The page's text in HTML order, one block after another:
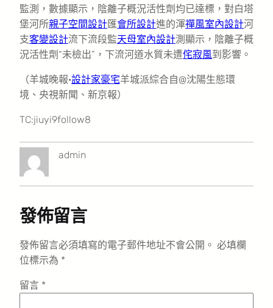
監測，數據顯示，陰離子概況活性劑均已達標，對白塔
堡河所親子空間設計匯會所設計進的渾禪風室內設計河
支客變設計流下流段監天母室內設計測顯示，陰離子概
況活性劑“未檢出”，下流河道水質未遭侘寂風到影響。
（羊城晚報·設計家豪宅羊城派綜合自@沈陽生態環
境、央視新聞、新京報）
TC:jiuyi9follow8
admin
發佈留言
發佈留言必須填寫的電子郵件地址不會公開。 必填欄
位標示為 *
留言 *